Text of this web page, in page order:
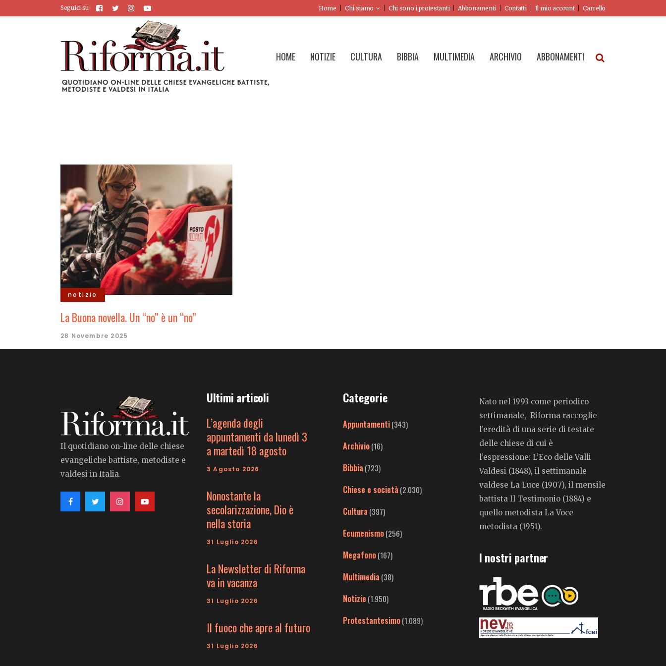
Seguici su Home Chi siamo Chi sono i protestanti Abbonamenti Contatti Il mio account Carrello
HOME NOTIZIE CULTURA BIBBIA MULTIMEDIA ARCHIVIO ABBONAMENTI
notizie
La Buona novella. Un “no” è un “no”
28 Novembre 2025
Il quotidiano on-line delle chiese
evangeliche battiste, metodiste e
valdesi in Italia.
Ultimi articoli
L’agenda degli
appuntamenti da lunedì 3
a martedì 18 agosto
3 Agosto 2026
Nonostante la
secolarizzazione, Dio è
nella storia
31 Luglio 2026
La Newsletter di Riforma
va in vacanza
31 Luglio 2026
Il fuoco che apre al futuro
31 Luglio 2026
Categorie
Appuntamenti(343)
Archivio(16)
Bibbia (723)
Chiese e società (2.030)
Cultura (397)
Ecumenismo(256)
Megafono(167)
Multimedia (38)
Notizie (1.950)
Protestantesimo(1.089)
Nato nel 1993 come periodico
settimanale, Riforma raccoglie
l’eredità di una serie di testate
delle chiese di cui è
l’espressione: L’Eco delle Valli
Valdesi (1848), il settimanale
valdese La Luce (1907), il mensile
battista Il Testimonio (1884) e
quello metodista La Voce
metodista (1951).
I nostri partner